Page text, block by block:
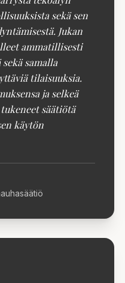
sekä sen
Jukan
ammatillisesti
samalla
tilaisuuksia.
ja selkeä
säätiötä
käytön